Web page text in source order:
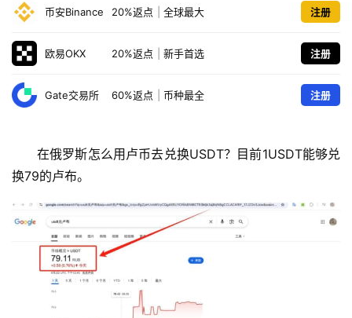
币安Binance 20%返点 全球最大 注册
欧易OKX 20%返点 新手首选 注册
Gate交易所 60%返点 币种最全 注册
在俄罗斯怎么用卢币去兑换USDT？目前1USDT能够兑
换79的卢布。